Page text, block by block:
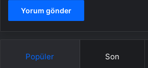
Popüler Son